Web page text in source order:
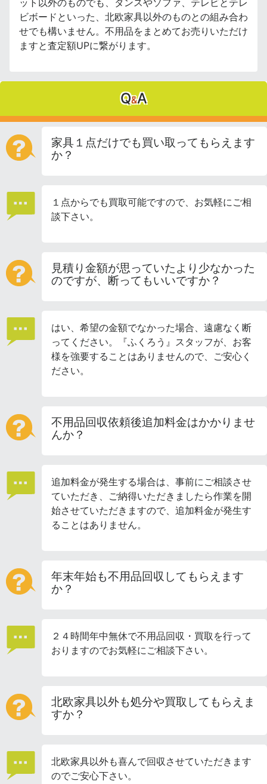
ット以外のものでも、タンスやソファ、テレビとテレ
ビボードといった、北欧家具以外のものとの組み合わ
せでも構いません。不用品をまとめてお売りいただけ
ますと査定額UPに繋がります。
Q&A
家具１点だけでも買い取ってもらえます
か？
１点からでも買取可能ですので、お気軽にご相
談下さい。
見積り金額が思っていたより少なかった
のですが、断ってもいいですか？
はい、希望の金額でなかった場合、遠慮なく断
ってください。『ふくろう』スタッフが、お客
様を強要することはありませんので、ご安心く
ださい。
不用品回収依頼後追加料金はかかりませ
んか？
追加料金が発生する場合は、事前にご相談させ
ていただき、ご納得いただきましたら作業を開
始させていただきますので、追加料金が発生す
ることはありません。
年末年始も不用品回収してもらえます
か？
２４時間年中無休で不用品回収・買取を行って
おりますのでお気軽にご相談下さい。
北欧家具以外も処分や買取してもらえま
すか？
北欧家具以外も喜んで回収させていただきます
のでご安心下さい。